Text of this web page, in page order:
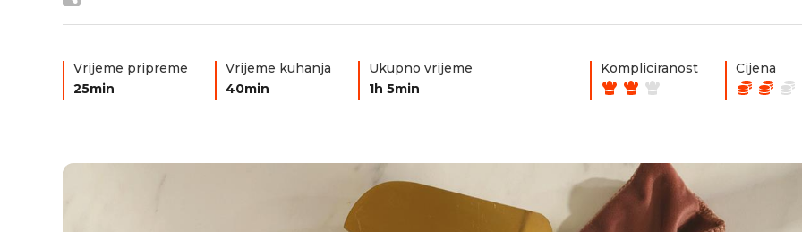
Vrijeme pripreme
25min
Vrijeme kuhanja
40min
Ukupno vrijeme
1h 5min
Kompliciranost Cijena